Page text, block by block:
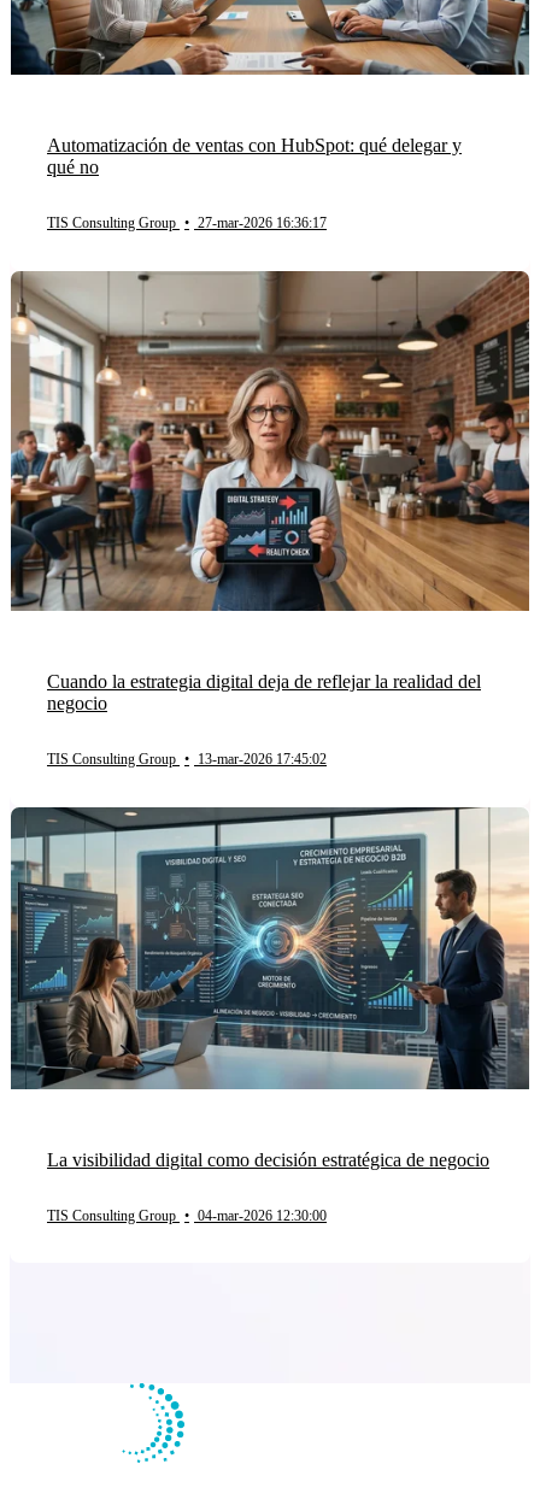
Automatización de ventas con HubSpot: qué delegar y
qué no
TIS Consulting Group • 27-mar-2026 16:36:17
Cuando la estrategia digital deja de reflejar la realidad del
negocio
TIS Consulting Group • 13-mar-2026 17:45:02
La visibilidad digital como decisión estratégica de negocio
TIS Consulting Group • 04-mar-2026 12:30:00